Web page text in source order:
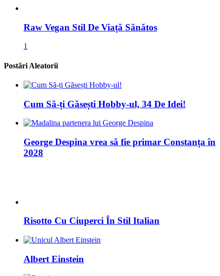
Cum Să-ți Găsești Hobby-ul, 34 De Idei!
George Despina vrea să fie primar Constanța în
2028
Risotto Cu Ciuperci În Stil Italian
Busuiocul Sfânt – Ocimum Basilicum Sau
Ocimum Sanctum
Ultimele Postări